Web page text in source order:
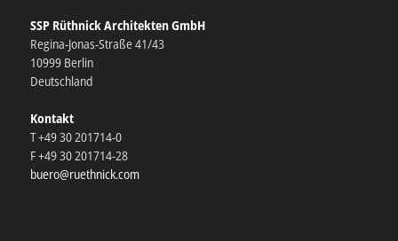
SSP Rüthnick Architekten GmbH
Regina-Jonas-Straße 41/43
10999 Berlin
Deutschland
Kontakt
T +49 30 201714-0
F +49 30 201714-28
buero@ruethnick.com